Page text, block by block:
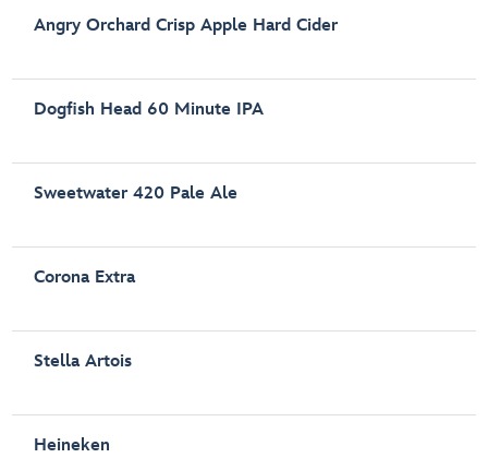
Angry Orchard Crisp Apple Hard Cider
Dogfish Head 60 Minute IPA
Sweetwater 420 Pale Ale
Corona Extra
Stella Artois
Heineken